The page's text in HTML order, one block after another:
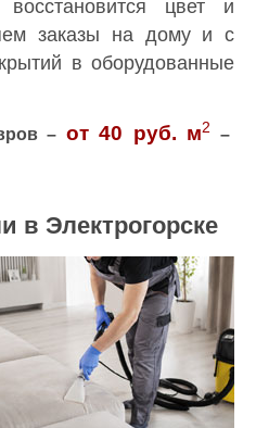
цвет и
заказы на дому и с
в оборудованные
– от 40 руб. м2
–
в Электрогорске